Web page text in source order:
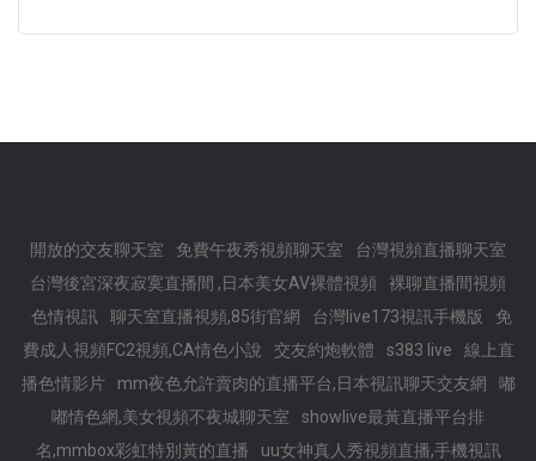
開放的交友聊天室 免費午夜秀視頻聊天室
台灣視頻直播聊天室
台灣後宮深夜寂寞直播間 ,日本美女AV裸體視頻
裸聊直播間視頻
色情視訊
聊天室直播視頻,85街官網 台灣live173視訊手機版
免
費成人視頻FC2視頻,CA情色小說
交友約炮軟體 s383 live
線上直
播色情影片
mm夜色允許賣肉的直播平台,日本視訊聊天交友網
嘟
嘟情色網,美女視頻不夜城聊天室
showlive最黃直播平台排
名,mmbox彩虹特別黃的直播
uu女神真人秀視頻直播,手機視訊